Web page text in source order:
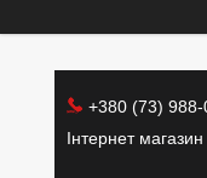
+380 (73)
Інтернет